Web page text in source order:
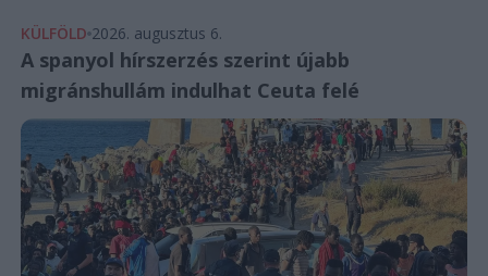
KÜLFÖLD 2026. augusztus 6.
A spanyol hírszerzés szerint újabb
migránshullám indulhat Ceuta felé